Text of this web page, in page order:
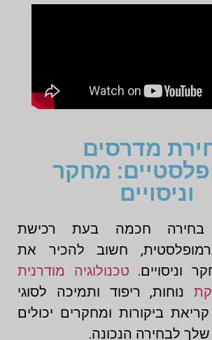
מדרסים
מחקר
וניסויים
בחירה חכמה בעת רכישת
חשוב להכיר את
וניסויים. טכנולוגיה מודרנית
נוחות, ריפוד ותמיכה לסוגי
קריאת ביקורות ומחקרים יכולים
לבחירה הנכונה.